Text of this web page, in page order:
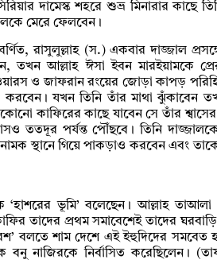
দামেস্ক শহরে শুভ্র মিনারার কাছে
মেরে ফেলবেন।
রাসুলুল্লাহ (স.) একবার দাজ্জাল
তখন আল্লাহ ঈসা ইবন মারইয়ামকে
ও জাফরান রংয়ের জোড়া কাপড়
করবেন। যখন তিনি তাঁর মাথা ঝুঁকাবেন
কাফিরের কাছে যাবেন সে তাঁর শ্বাসের
ততদূর পর্যন্ত পৌঁছবে। তিনি
স্থানে গিয়ে পাকড়াও করবেন এবং
‘হাশরের ভূমি’ বলেছেন। আল্লাহ তাআলা
তাদের প্রথম সমাবেশেই তাদের
বলতে শাম দেশে এই ইহুদিদের সমবেত
নাজিরকে নির্বাসিত করেছিলেন।